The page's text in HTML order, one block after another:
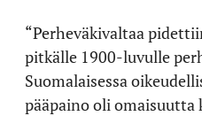
“Perheväkivaltaa
pitkälle 1900-luvulle
Suomalaisessa
pääpaino oli omaisuutta